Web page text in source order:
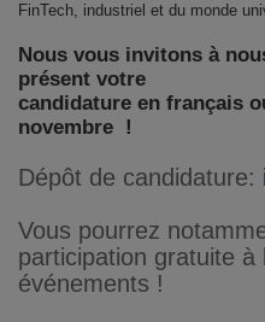
FinTech, industriel et du monde
Nous vous invitons à
présent votre
candidature en français
novembre !
Dépôt de candidature:
Vous pourrez
participation gratuite à
événements !